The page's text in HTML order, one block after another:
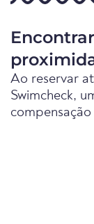
Ao reservar
Swimcheck,